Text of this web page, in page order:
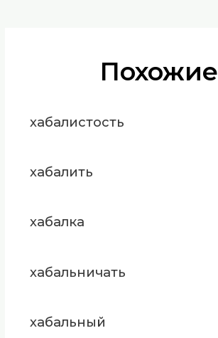
Похожие
хабалистость
хабалить
хабалка
хабальничать
хабальный